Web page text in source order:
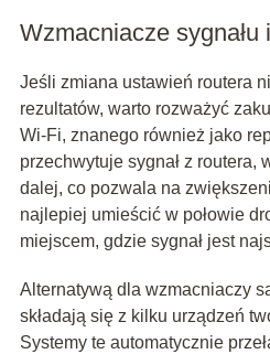
Wzmacniacze
Jeśli zmiana ustawień routera
rezultatów, warto rozważyć
Wi-Fi, znanego również jako
przechwytuje sygnał z routera,
dalej, co pozwala na
najlepiej umieścić w połowie
miejscem, gdzie sygnał jest
Alternatywą dla wzmacniaczy
składają się z kilku urządzeń
Systemy te automatycznie